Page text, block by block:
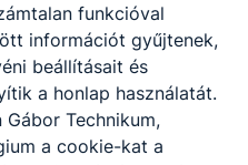
funkcióval
információt gyűjtenek,
beállításait és
a honlap használatát.
Gábor Technikum,
a cookie-kat a